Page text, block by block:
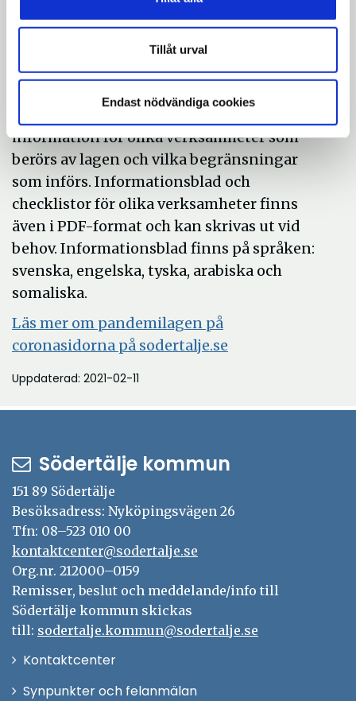
Tillåt urval
Endast nödvändiga cookies
fönster
regeringens hemsidaÖppna
i
nytt
fönster
Information till olika typer av
verksamheter som berörs av
lagen
Länsstyrelsen har tagit fram specifik
information för olika verksamheter som
berörs av lagen och vilka begränsningar
som införs. Informationsblad och
checklistor för olika verksamheter finns
även i PDF-format och kan skrivas ut vid
behov. Informationsblad finns på språken:
svenska, engelska, tyska, arabiska och
somaliska.
Läs mer om pandemilagen på
coronasidorna på sodertalje.se
Uppdaterad: 2021-02-11
Södertälje kommun
151 89 Södertälje
Besöksadress: Nyköpingsvägen 26
Tfn: 08–523 010 00
kontaktcenter@sodertalje.se
Org.nr. 212000–0159
Remisser, beslut och meddelande/info till
Södertälje kommun skickas
till: sodertalje.kommun@sodertalje.se
KontaktcenterÖppna
Synpunkter och felanmälan